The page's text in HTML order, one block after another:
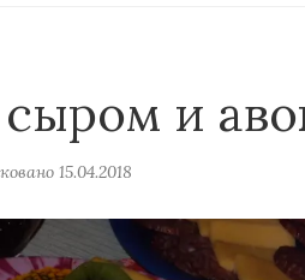
и
15.04.2018